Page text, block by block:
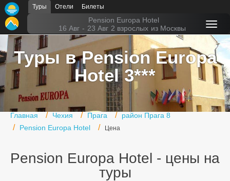
Туры Отели Билеты
Pension Europa Hotel
16 Авг - 23 Авг 2 взрослых из Москвы
Туры в Pension Europa
Hotel 3***
Главная Чехия Прага
район Прага 8
Pension Europa Hotel
Цена
Pension Europa Hotel - цены на
туры
Главная
Горящие туры
Туры в Турцию
Туры в Египет
Офис г. Москва